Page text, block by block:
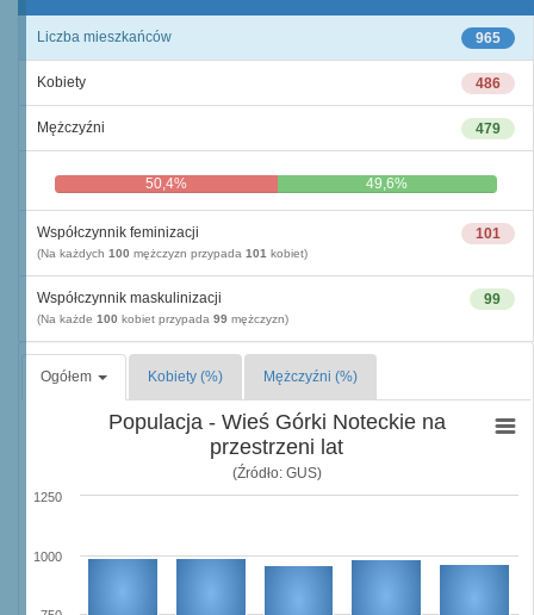
965
Liczba mieszkańców
486
Kobiety
479
Mężczyźni
50,4% 49,6%
101
Współczynnik feminizacji
(Na każdych 100 mężczyzn przypada 101 kobiet)
99
Współczynnik maskulinizacji
(Na każde 100 kobiet przypada 99 mężczyzn)
Ogółem Kobiety (%) Mężczyźni (%)
Populacja - Wieś Górki Noteckie na
przestrzeni lat
(Źródło: GUS)
1000
1250